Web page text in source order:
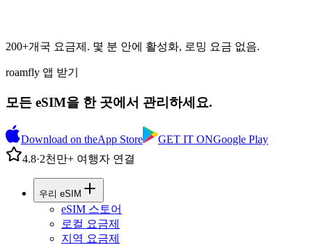
200+개국 요금제. 몇 분 안에 활성화, 로밍 요금 없음.
roamfly 앱 받기
모든 eSIM을 한 곳에서 관리하세요.
Download on theApp Store GET IT ONGoogle Play
4.8·2천만+ 여행자 연결
우리 eSIM
eSIM 스토어
로컬 요금제
지역 요금제